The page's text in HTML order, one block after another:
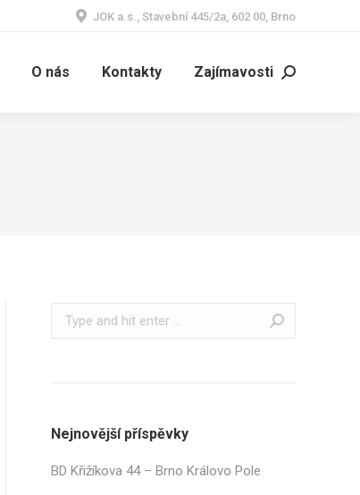
JOK a.s., Stavební 445/2a, 602 00, Brno
O nás Kontakty Zajímavosti Search:
Search:
Nejnovější příspěvky
BD Křižíkova 44 – Brno Královo Pole